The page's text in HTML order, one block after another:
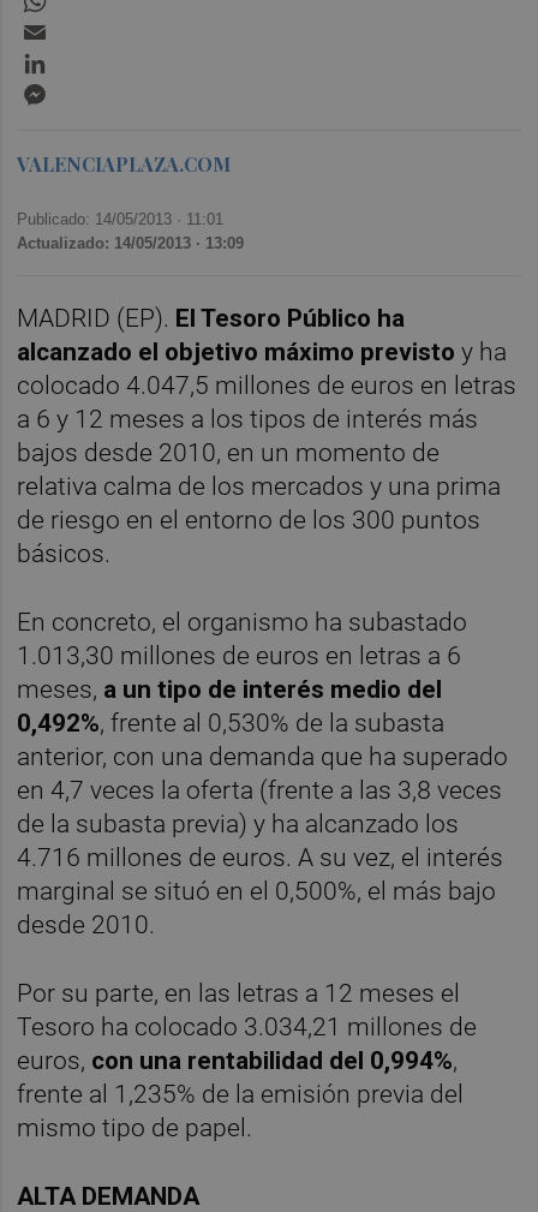
VALENCIAPLAZA.COM
Publicado: 14/05/2013 · 11:01
Actualizado: 14/05/2013 · 13:09
MADRID (EP). El Tesoro Público ha
alcanzado el objetivo máximo previsto y ha
colocado 4.047,5 millones de euros en letras
a 6 y 12 meses a los tipos de interés más
bajos desde 2010, en un momento de
relativa calma de los mercados y una prima
de riesgo en el entorno de los 300 puntos
básicos.
En concreto, el organismo ha subastado
1.013,30 millones de euros en letras a 6
meses, a un tipo de interés medio del
0,492%, frente al 0,530% de la subasta
anterior, con una demanda que ha superado
en 4,7 veces la oferta (frente a las 3,8 veces
de la subasta previa) y ha alcanzado los
4.716 millones de euros. A su vez, el interés
marginal se situó en el 0,500%, el más bajo
desde 2010.
Por su parte, en las letras a 12 meses el
Tesoro ha colocado 3.034,21 millones de
euros, con una rentabilidad del 0,994%,
frente al 1,235% de la emisión previa del
mismo tipo de papel.
ALTA DEMANDA